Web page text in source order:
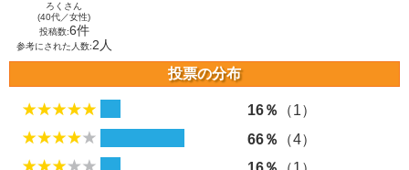
ろくさん
(40代／女性)
投稿数:6件
参考にされた人数:2人
投票の分布
16％
（1）
66％
（4）